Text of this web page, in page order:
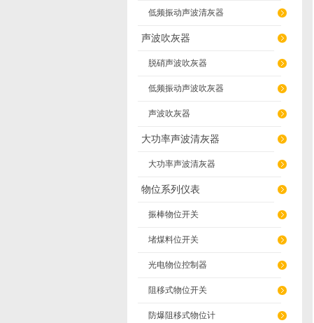
低频振动声波清灰器
声波吹灰器
脱硝声波吹灰器
低频振动声波吹灰器
声波吹灰器
大功率声波清灰器
大功率声波清灰器
物位系列仪表
振棒物位开关
堵煤料位开关
光电物位控制器
阻移式物位开关
防爆阻移式物位计